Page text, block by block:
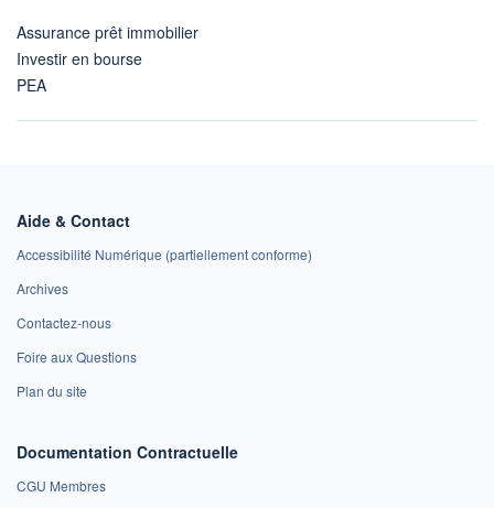
Assurance prêt immobilier
Investir en bourse
PEA
Aide & Contact
Accessibilité Numérique (partiellement conforme)
Archives
Contactez-nous
Foire aux Questions
Plan du site
Documentation Contractuelle
CGU Membres